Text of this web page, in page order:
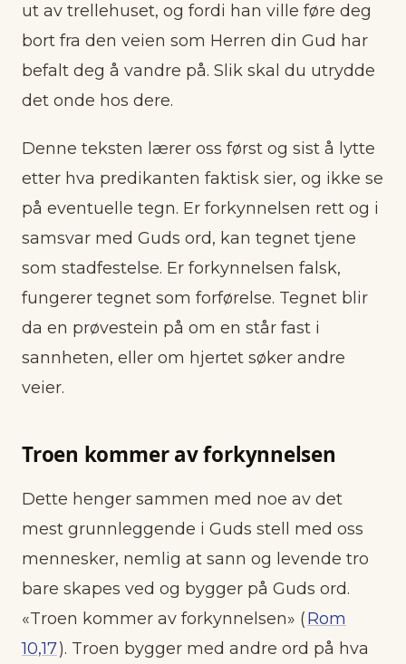
ut av trellehuset, og fordi han ville føre deg
bort fra den veien som Herren din Gud har
befalt deg å vandre på. Slik skal du utrydde
det onde hos dere.
Denne teksten lærer oss først og sist å lytte
etter hva predikanten faktisk sier, og ikke se
på eventuelle tegn. Er forkynnelsen rett og i
samsvar med Guds ord, kan tegnet tjene
som stadfestelse. Er forkynnelsen falsk,
fungerer tegnet som forførelse. Tegnet blir
da en prøvestein på om en står fast i
sannheten, eller om hjertet søker andre
veier.
Troen kommer av forkynnelsen
Dette henger sammen med noe av det
mest grunnleggende i Guds stell med oss
mennesker, nemlig at sann og levende tro
bare skapes ved og bygger på Guds ord.
«Troen kommer av forkynnelsen» (Rom
10,17). Troen bygger med andre ord på hva